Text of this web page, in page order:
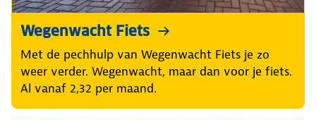
Wegenwacht Fiets
Met de pechhulp van Wegenwacht Fiets je zo
weer verder. Wegenwacht, maar dan voor je fiets.
Al vanaf 2,32 per maand.